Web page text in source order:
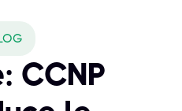
CCNP